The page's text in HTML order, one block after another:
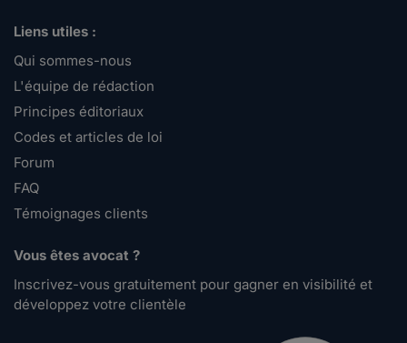
Liens utiles :
Qui sommes-nous
L'équipe de rédaction
Principes éditoriaux
Codes et articles de loi
Forum
FAQ
Témoignages clients
Vous êtes avocat ?
Inscrivez-vous gratuitement pour gagner en visibilité et
développez votre clientèle